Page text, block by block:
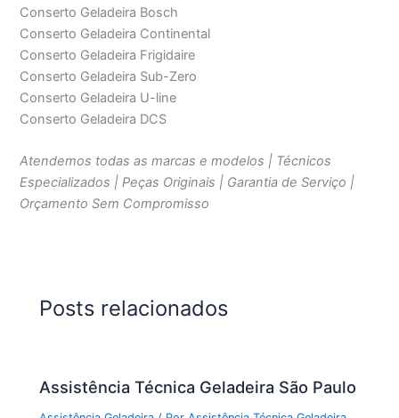
Conserto Geladeira Bosch
Conserto Geladeira Continental
Conserto Geladeira Frigidaire
Conserto Geladeira Sub-Zero
Conserto Geladeira U-line
Conserto Geladeira DCS
Atendemos todas as marcas e modelos | Técnicos
Especializados | Peças Originais | Garantia de Serviço |
Orçamento Sem Compromisso
Posts relacionados
Assistência Técnica Geladeira São Paulo